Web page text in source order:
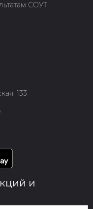
СОУТ
133
и